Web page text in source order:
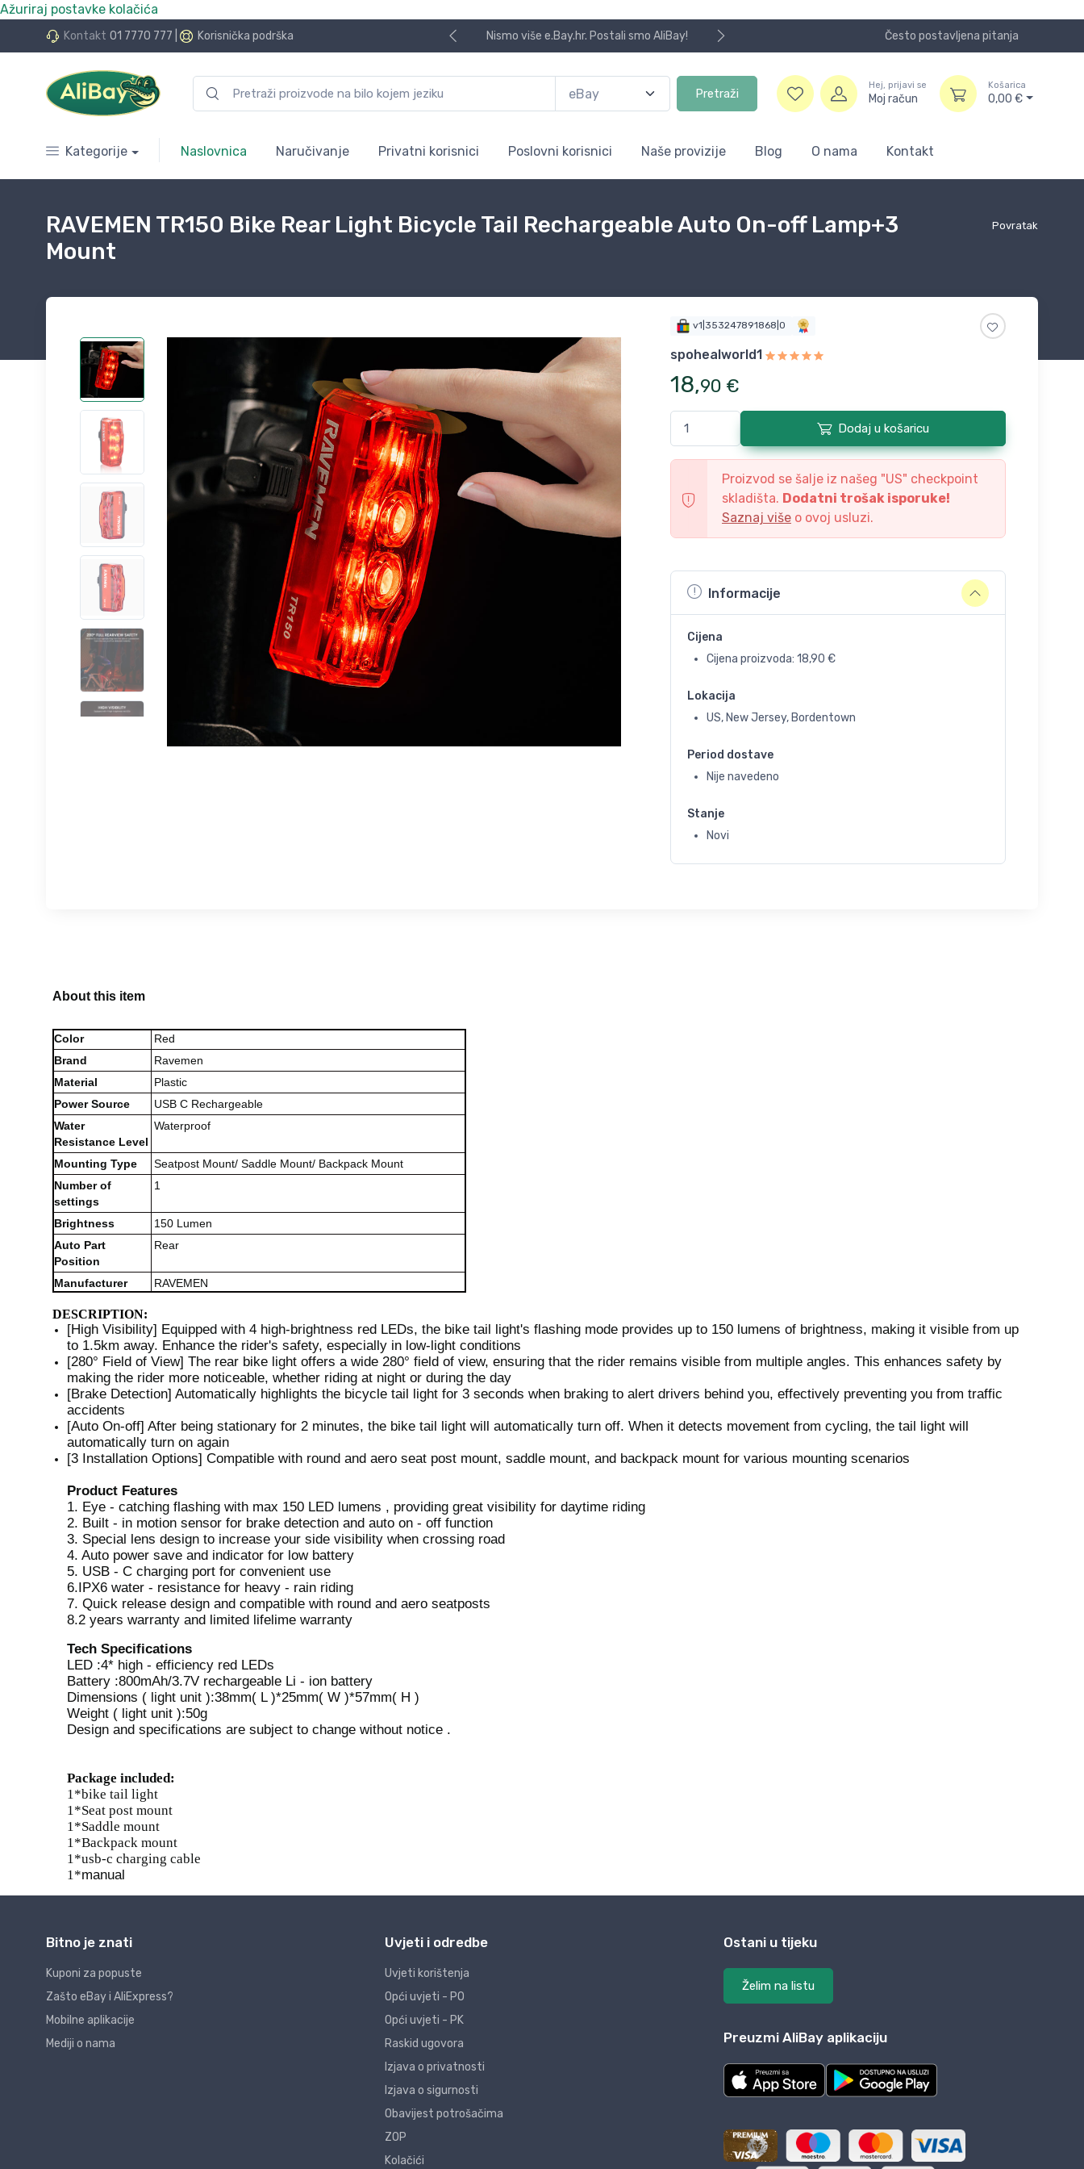
Ažuriraj postavke kolačića
Kontakt 01 7770 777 Korisnička podrška
24 rate bez kamata Nismo više e.Bay.hr. Postali smo AliBay! Često postavljena pitanja
Pretraži
Hej, prijavi se
Moj račun
Košarica
0,00 €
Kategorije Naslovnica Naručivanje Privatni korisnici Poslovni korisnici Naše provizije Blog O nama Kontakt
Povratak
RAVEMEN TR150 Bike Rear Light Bicycle Tail Rechargeable Auto On-off Lamp+3
Mount
v1|353247891868|0
spohealworld1
18,90 €
Dodaj u košaricu
Proizvod se šalje iz našeg "US" checkpoint
skladišta. Dodatni trošak isporuke!
Saznaj višeo ovoj usluzi.
Informacije
Cijena
Cijena proizvoda: 18,90 €
Lokacija
US, New Jersey, Bordentown
Period dostave
Nije navedeno
Stanje
Novi
Bitno je znati
Kuponi za popuste
Zašto eBay i AliExpress?
Mobilne aplikacije
Mediji o nama
Uvjeti i odredbe
Uvjeti korištenja
Opći uvjeti - PO
Opći uvjeti - PK
Raskid ugovora
Izjava o privatnosti
Izjava o sigurnosti
Obavijest potrošačima
ZOP
Kolačići
Ostani u tijeku
Želim na listu
Preuzmi AliBay aplikaciju